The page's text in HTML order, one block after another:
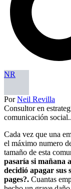
NR
PorNeil Revilla
Consultor en
comunicación
Cada vez que una
el máximo numero
tamaño de esta
pasaría si mañana
decidió apagar sus
pages?. Cuantas